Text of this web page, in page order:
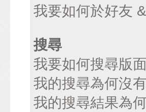
我要如何於好友
搜尋
我要如何搜尋版
我的搜尋為何沒
我的搜尋結果為